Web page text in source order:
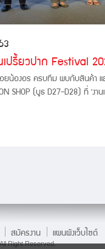
เปรี้ยวปาก Festival
ยน้องอร ครบทีม พบกับสินค้า แ
SHOP (บูธ D27-D28) ที่ 'งา
สมัครงาน
แผนผังเว็บไซต์
Right Reserved.